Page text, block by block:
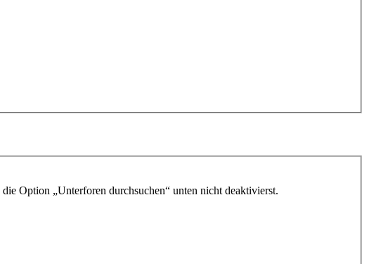
Option „Unterforen durchsuchen“ unten nicht deaktivierst.